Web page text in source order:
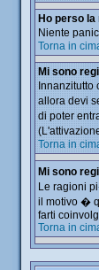
Ho perso
Niente
Torna in
Mi sono
allora devi
di poter
Torna in
Mi sono
Le ragioni
il motivo �
farti
Torna in